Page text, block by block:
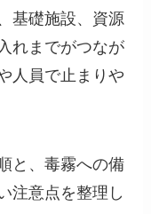
基礎施設、資源
れまでがつなが
人員で止まりや
と、毒霧への備
注意点を整理し